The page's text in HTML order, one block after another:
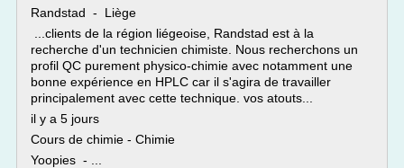
Randstad - Liège
...clients de la région liégeoise, Randstad est à la
recherche d'un technicien chimiste. Nous recherchons un
profil QC purement physico-chimie avec notamment une
bonne expérience en HPLC car il s'agira de travailler
principalement avec cette technique. vos atouts...
il y a 5 jours
Cours de chimie - Chimie
Yoopies - ...